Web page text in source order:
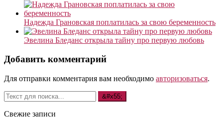
Надежда Грановская поплатилась за свою беременность
Эвелина Бледанс открыла тайну про первую любовь
Добавить комментарий
Для отправки комментария вам необходимо авторизоваться.
Свежие записи